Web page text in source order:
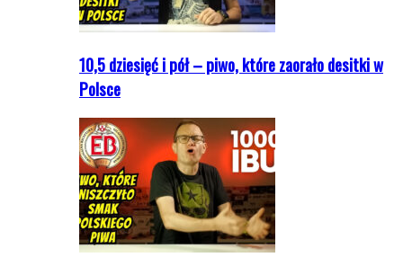
10,5 dziesięć i pół – piwo, które zaorało desitki w
Polsce